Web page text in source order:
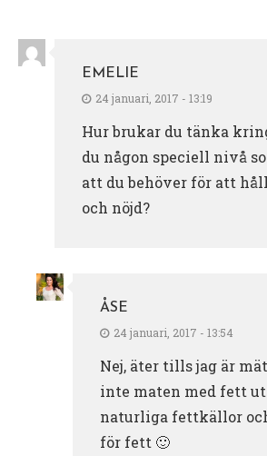
EMELIE
24 januari, 2017 - 13:19
Hur brukar du tänka
du någon speciell nivå
att du behöver för att
och nöjd?
ÅSE
24 januari, 2017 - 13:54
Nej, äter tills jag är
inte maten med fett
naturliga fettkällor
för fett 🙂